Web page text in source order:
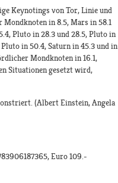
Keynotings von Tor, Linie und
in 8.5, Mars in 58.1
Pluto in 28.3 und 28.5, Pluto in
in 50.4, Saturn in 45.3 und in
Mondknoten in 16.1,
Situationen gesetzt wird,
(Albert Einstein, Angela
Euro 109.-